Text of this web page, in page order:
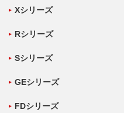
Xシリーズ
Rシリーズ
Sシリーズ
GEシリーズ
FDシリーズ